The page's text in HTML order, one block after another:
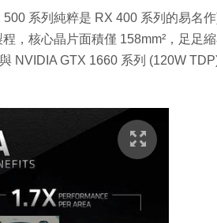
系列純粹是 RX 400 系列的易名
，核心晶片面積僅 158mm²，足足
NVIDIA GTX 1660 系列 (120W